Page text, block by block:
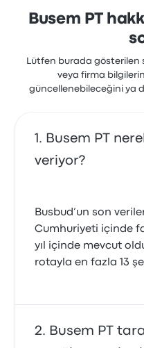
Busem PT
Lütfen burada gösterilen
veya firma
güncellenebileceğini ya
Busem PT
veriyor?
Busbud’un son
Cumhuriyeti içinde
yıl içinde mevcut
rotayla en fazla 13
Busem PT